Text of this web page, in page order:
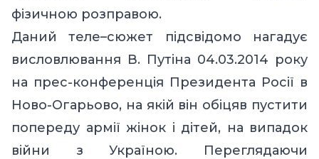
фізичною розправою.
Даний теле–сюжет підсвідомо нагадує
висловлювання В. Путіна 04.03.2014 року
на прес-конференція Президента Росії в
Ново-Огарьово, на якій він обіцяв пустити
попереду армії жінок і дітей, на випадок
війни з Україною. Переглядаючи